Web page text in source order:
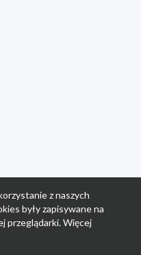
z naszych
były zapisywane na
przeglądarki. Więcej